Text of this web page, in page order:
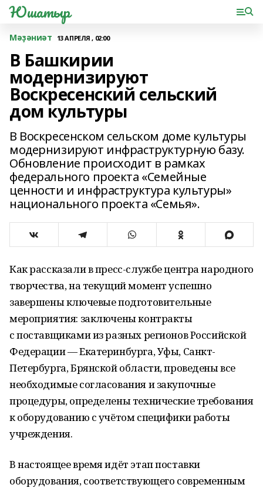
Юшатыр
Мәҙәниәт 13 АПРЕЛЯ , 02:00
В Башкирии
модернизируют
Воскресенский сельский
дом культуры
В Воскресенском сельском доме культуры
модернизируют инфраструктурную базу.
Обновление происходит в рамках
федерального проекта «Семейные
ценности и инфраструктура культуры»
национального проекта «Семья».
Как рассказали в пресс-службе центра народного
творчества, на текущий момент успешно
завершены ключевые подготовительные
мероприятия: заключены контракты
с поставщиками из разных регионов Российской
Федерации — Екатеринбурга, Уфы, Санкт-
Петербурга, Брянской области, проведены все
необходимые согласования и закупочные
процедуры, определены технические требования
к оборудованию с учётом специфики работы
учреждения.
В настоящее время идёт этап поставки
оборудования, соответствующего современным